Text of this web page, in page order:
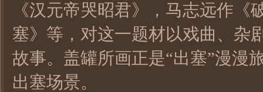
《汉元帝哭昭君》，马志远作
塞》等，对这一题材以戏曲、杂
故事。盖罐所画正是“出塞”漫漫
出塞场景。